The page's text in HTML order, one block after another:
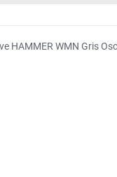
HAMMER WMN Gris